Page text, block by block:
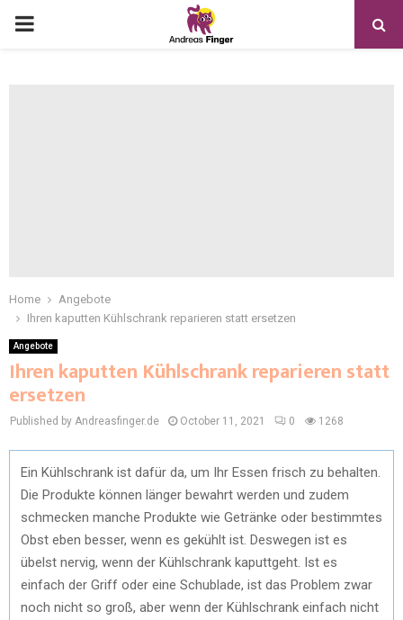
Home
Angebote
Ihren kaputten Kühlschrank reparieren statt ersetzen
Angebote
Ihren kaputten Kühlschrank reparieren statt
ersetzen
Published by Andreasfinger.de October 11, 2021 0 1268
Ein Kühlschrank ist dafür da, um Ihr Essen frisch zu behalten.
Die Produkte können länger bewahrt werden und zudem
schmecken manche Produkte wie Getränke oder bestimmtes
Obst eben besser, wenn es gekühlt ist. Deswegen ist es
übelst nervig, wenn der Kühlschrank kaputtgeht. Ist es
einfach der Griff oder eine Schublade, ist das Problem zwar
noch nicht so groß, aber wenn der Kühlschrank einfach nicht